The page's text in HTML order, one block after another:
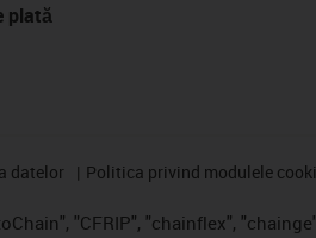
plată
datelor Politica privind modulele
"CFRIP", "chainflex",